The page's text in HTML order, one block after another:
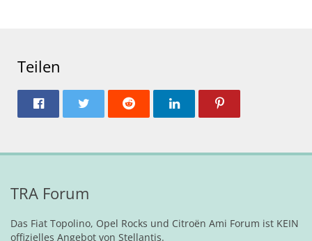
Teilen
TRA Forum
Das Fiat Topolino, Opel Rocks und Citroën Ami Forum ist KEIN
offizielles Angebot von Stellantis.